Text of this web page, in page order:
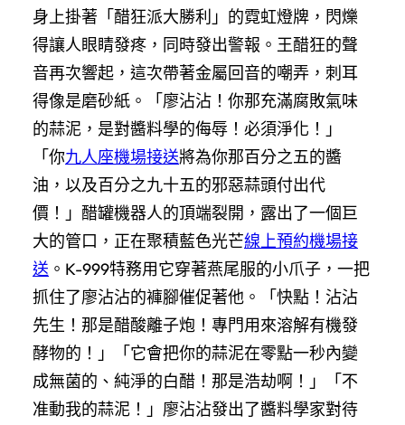
身上掛著「醋狂派大勝利」的霓虹燈牌，閃爍
得讓人眼睛發疼，同時發出警報。王醋狂的聲
音再次響起，這次帶著金屬回音的嘲弄，刺耳
得像是磨砂紙。「廖沾沾！你那充滿腐敗氣味
的蒜泥，是對醬料學的侮辱！必須淨化！」
「你九人座機場接送將為你那百分之五的醬
油，以及百分之九十五的邪惡蒜頭付出代
價！」醋罐機器人的頂端裂開，露出了一個巨
大的管口，正在聚積藍色光芒線上預約機場接
送 。K-999特務用它穿著燕尾服的小爪子，一把
抓住了廖沾沾的褲腳催促著他。「快點！沾沾
先生！那是醋酸離子炮！專門用來溶解有機發
酵物的！」「它會把你的蒜泥在零點一秒內變
成無菌的、純淨的白醋！那是浩劫啊！」「不
准動我的蒜泥！」廖沾沾發出了醬料學家對待